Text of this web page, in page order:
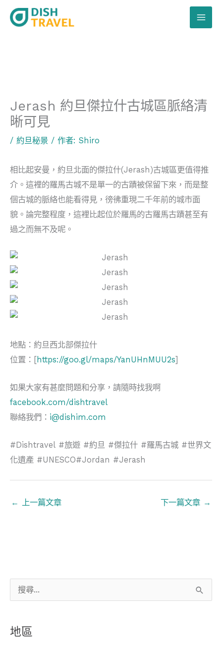
關
鍵
地區
Jerash 約旦傑拉什古城區脈絡清
晰可見
/ 約旦秘景 / 作者: Shiro
相比起安曼，約旦北面的傑拉什(Jerash)古城區更值得推
介。這裡的羅馬古城不是單一的古蹟被保留下來，而是整
個古城的脈絡也能看得見，徬彿重現二千年前的城市面
貌。論完整程度，這裡比起位於羅馬的古羅馬古蹟甚至有
過之而無不及呢。
地點：約旦西北部傑拉什
位置：[https://goo.gl/maps/YanUHnMUU2s]
如果大家有甚麼問題和分享，請隨時找我啊
facebook.com/dishtravel
聯絡我們： i@dishim.com
#Dishtravel #旅遊 #約旦 #傑拉什 #羅馬古城 #世界文
化遺產 #UNESCO#Jordan #Jerash
← 上一篇文章 下一篇文章 →